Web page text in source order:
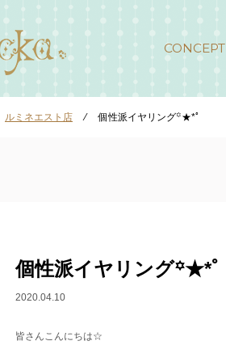
CONCEPT
ルミネエスト店 ⁄ 個性派イヤリング꙳★*ﾟ
個性派イヤリング꙳★*ﾟ
2020.04.10
皆さんこんにちは☆